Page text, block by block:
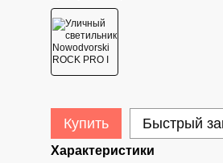
Купить Быстрый
Характеристики